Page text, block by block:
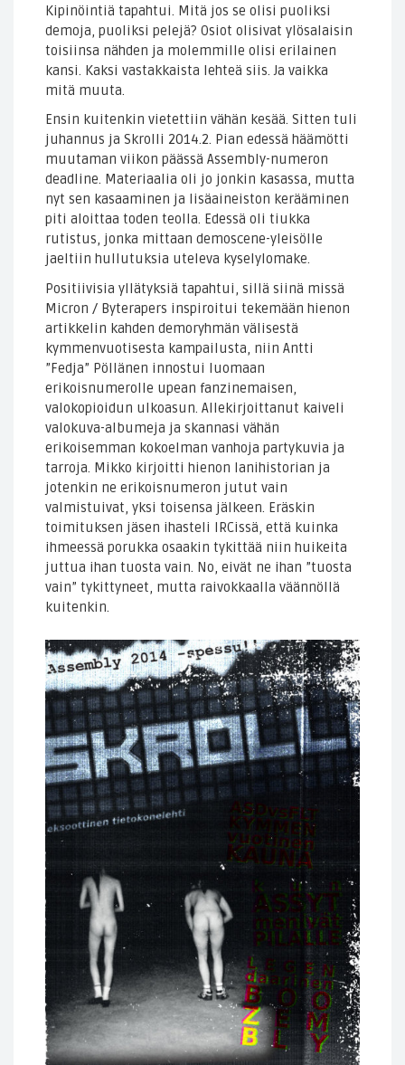
Kipinöintiä tapahtui. Mitä jos se olisi puoliksi
demoja, puoliksi pelejä? Osiot olisivat ylösalaisin
toisiinsa nähden ja molemmille olisi erilainen
kansi. Kaksi vastakkaista lehteä siis. Ja vaikka
mitä muuta.
Ensin kuitenkin vietettiin vähän kesää. Sitten tuli
juhannus ja Skrolli 2014.2. Pian edessä häämötti
muutaman viikon päässä Assembly-numeron
deadline. Materiaalia oli jo jonkin kasassa, mutta
nyt sen kasaaminen ja lisäaineiston kerääminen
piti aloittaa toden teolla. Edessä oli tiukka
rutistus, jonka mittaan demoscene-yleisölle
jaeltiin hullutuksia uteleva kyselylomake.
Positiivisia yllätyksiä tapahtui, sillä siinä missä
Micron / Byterapers inspiroitui tekemään hienon
artikkelin kahden demoryhmän välisestä
kymmenvuotisesta kampailusta, niin Antti
”Fedja” Pöllänen innostui luomaan
erikoisnumerolle upean fanzinemaisen,
valokopioidun ulkoasun. Allekirjoittanut kaiveli
valokuva-albumeja ja skannasi vähän
erikoisemman kokoelman vanhoja partykuvia ja
tarroja. Mikko kirjoitti hienon lanihistorian ja
jotenkin ne erikoisnumeron jutut vain
valmistuivat, yksi toisensa jälkeen. Eräskin
toimituksen jäsen ihasteli IRCissä, että kuinka
ihmeessä porukka osaakin tykittää niin huikeita
juttua ihan tuosta vain. No, eivät ne ihan ”tuosta
vain” tykittyneet, mutta raivokkaalla väännöllä
kuitenkin.